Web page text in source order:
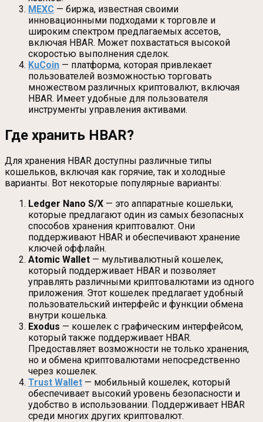
MEXC — биржа, известная своими
инновационными подходами к торговле и
широким спектром предлагаемых ассетов,
включая HBAR. Может похвастаться высокой
скоростью выполнения сделок.
KuCoin — платформа, которая привлекает
пользователей возможностью торговать
множеством различных криптовалют, включая
HBAR. Имеет удобные для пользователя
инструменты управления активами.
Где хранить HBAR?
Для хранения HBAR доступны различные типы
кошельков, включая как горячие, так и холодные
варианты. Вот некоторые популярные варианты:
Ledger Nano S/X — это аппаратные кошельки,
которые предлагают один из самых безопасных
способов хранения криптовалют. Они
поддерживают HBAR и обеспечивают хранение
ключей оффлайн.
Atomic Wallet — мультивалютный кошелек,
который поддерживает HBAR и позволяет
управлять различными криптовалютами из одного
приложения. Этот кошелек предлагает удобный
пользовательский интерфейс и функции обмена
внутри кошелька.
Exodus — кошелек с графическим интерфейсом,
который также поддерживает HBAR.
Предоставляет возможности не только хранения,
но и обмена криптовалютами непосредственно
через кошелек.
Trust Wallet — мобильный кошелек, который
обеспечивает высокий уровень безопасности и
удобство в использовании. Поддерживает HBAR
среди многих других криптовалют.